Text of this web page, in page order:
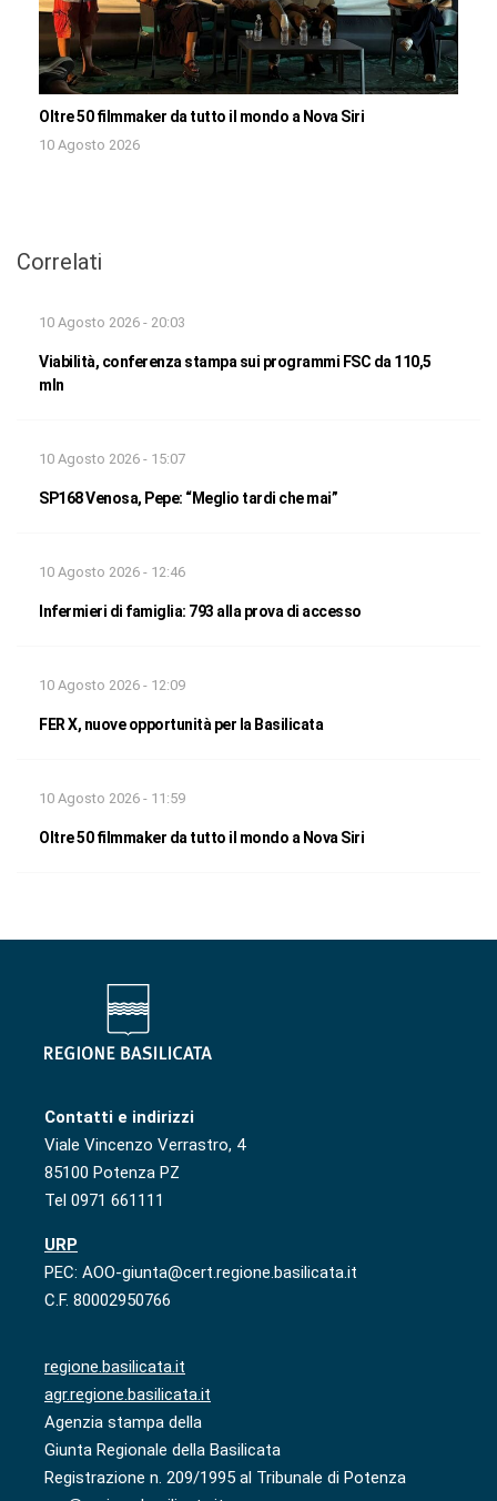
Oltre 50 filmmaker da tutto il mondo a Nova Siri
10 Agosto 2026
Correlati
10 Agosto 2026 - 20:03
Viabilità, conferenza stampa sui programmi FSC da 110,5
mln
10 Agosto 2026 - 15:07
SP168 Venosa, Pepe: “Meglio tardi che mai”
10 Agosto 2026 - 12:46
Infermieri di famiglia: 793 alla prova di accesso
10 Agosto 2026 - 12:09
FER X, nuove opportunità per la Basilicata
10 Agosto 2026 - 11:59
Oltre 50 filmmaker da tutto il mondo a Nova Siri
Contatti e indirizzi
Viale Vincenzo Verrastro, 4
85100 Potenza PZ
Tel 0971 661111
URP
PEC: AOO-giunta@cert.regione.basilicata.it
C.F. 80002950766
regione.basilicata.it
agr.regione.basilicata.it
Agenzia stampa della
Giunta Regionale della Basilicata
Registrazione n. 209/1995 al Tribunale di Potenza